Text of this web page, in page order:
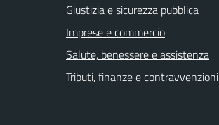
Giustizia e sicurezza pubblica
Imprese e commercio
Salute, benessere e assistenza
Tributi, finanze e contravvenzioni